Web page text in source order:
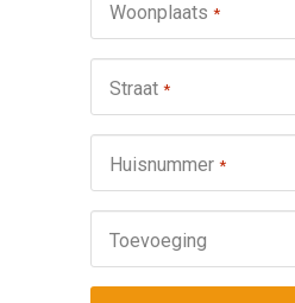
Woonplaats *
Straat *
Huisnummer *
Toevoeging